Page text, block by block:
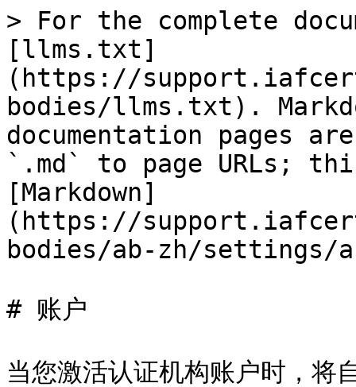
> For the complete
[llms.txt]
(https://
bodies/llms.txt).
documentation pages
`.md` to page URLs;
[Markdown]
(https://
bodies/ab-zh/settings/
# 账户
当您激活认证机构账户时，